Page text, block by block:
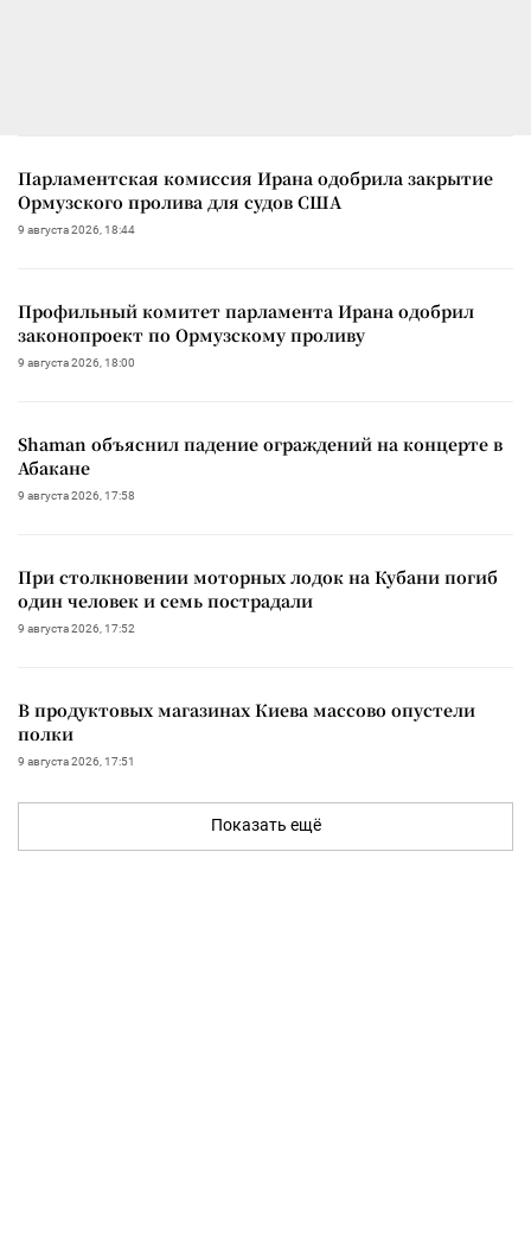
Парламентская комиссия Ирана одобрила закрытие
Ормузского пролива для судов США
9 августа 2026, 18:44
Профильный комитет парламента Ирана одобрил
законопроект по Ормузскому проливу
9 августа 2026, 18:00
Shaman объяснил падение ограждений на концерте в
Абакане
9 августа 2026, 17:58
При столкновении моторных лодок на Кубани погиб
один человек и семь пострадали
9 августа 2026, 17:52
В продуктовых магазинах Киева массово опустели
полки
9 августа 2026, 17:51
Показать ещё